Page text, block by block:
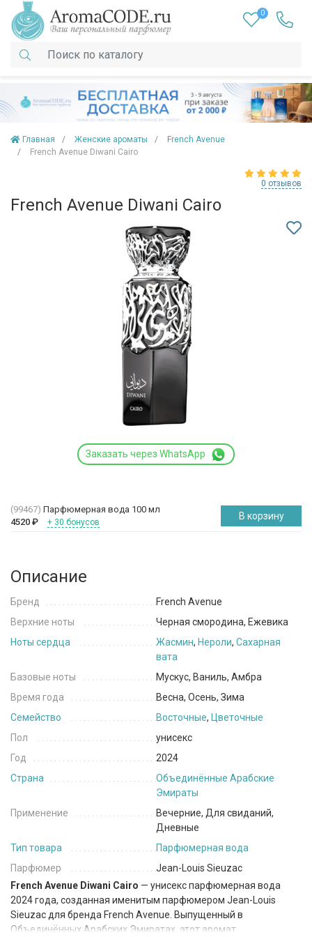
0
Главная Женские ароматы
French Avenue
French Avenue Diwani Cairo
0 отзывов
French Avenue Diwani Cairo
Заказать через WhatsApp
(99467) Парфюмерная вода 100 мл
4520 ₽ + 30 бонусов
В корзину
Описание
Бренд
French Avenue
Верхние ноты
Черная смородина, Ежевика
Ноты сердца
Жасмин, Нероли, Сахарная
вата
Базовые ноты
Мускус, Ваниль, Амбра
Время года
Весна, Осень, Зима
Семейство
Восточные, Цветочные
Пол
унисекс
Год
2024
Страна
Объединённые Арабские
Эмираты
Применение
Вечерние, Для свиданий,
Дневные
Тип товара
Парфюмерная вода
Парфюмер
Jean-Louis Sieuzac
French Avenue Diwani Cairo — унисекс парфюмерная вода
2024 года, созданная именитым парфюмером Jean-Louis
Sieuzac для бренда French Avenue. Выпущенный в
Объединённых Арабских Эмиратах, этот аромат